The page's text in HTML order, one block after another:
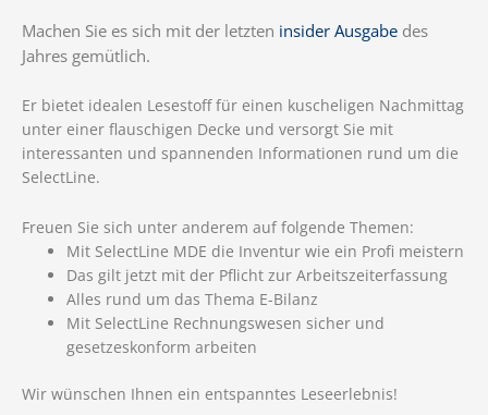
Machen Sie es sich mit der letzten insider Ausgabe des
Jahres gemütlich.
Er bietet idealen Lesestoff für einen kuscheligen Nachmittag
unter einer flauschigen Decke und versorgt Sie mit
interessanten und spannenden Informationen rund um die
SelectLine.
Freuen Sie sich unter anderem auf folgende Themen:
Mit SelectLine MDE die Inventur wie ein Profi meistern
Das gilt jetzt mit der Pflicht zur Arbeitszeiterfassung
Alles rund um das Thema E-Bilanz
Mit SelectLine Rechnungswesen sicher und
gesetzeskonform arbeiten
Wir wünschen Ihnen ein entspanntes Leseerlebnis!